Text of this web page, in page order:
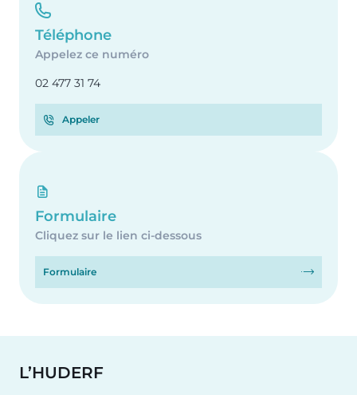
Téléphone
Appelez ce numéro
02 477 31 74
Appeler
Formulaire
Cliquez sur le lien ci-dessous
Formulaire
L’HUDERF